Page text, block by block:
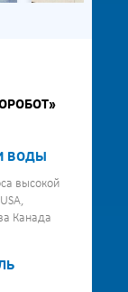
ВОДЫ
высокой
Канада